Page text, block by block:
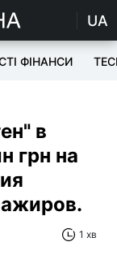
UA
ФІНАНСИ
в
грн на
1 хв